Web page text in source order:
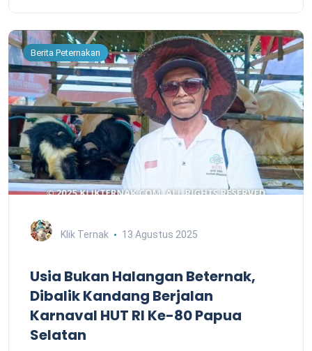
Berita Peternakan
Klik Ternak 13 Agustus 2025
Usia Bukan Halangan Beternak,
Dibalik Kandang Berjalan
Karnaval HUT RI Ke-80 Papua
Selatan